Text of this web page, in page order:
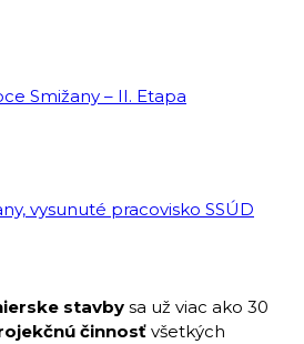
Smižany – II. Etapa
vysunuté pracovisko SSÚD
stavby sa už viac ako 30
činnosť všetkých